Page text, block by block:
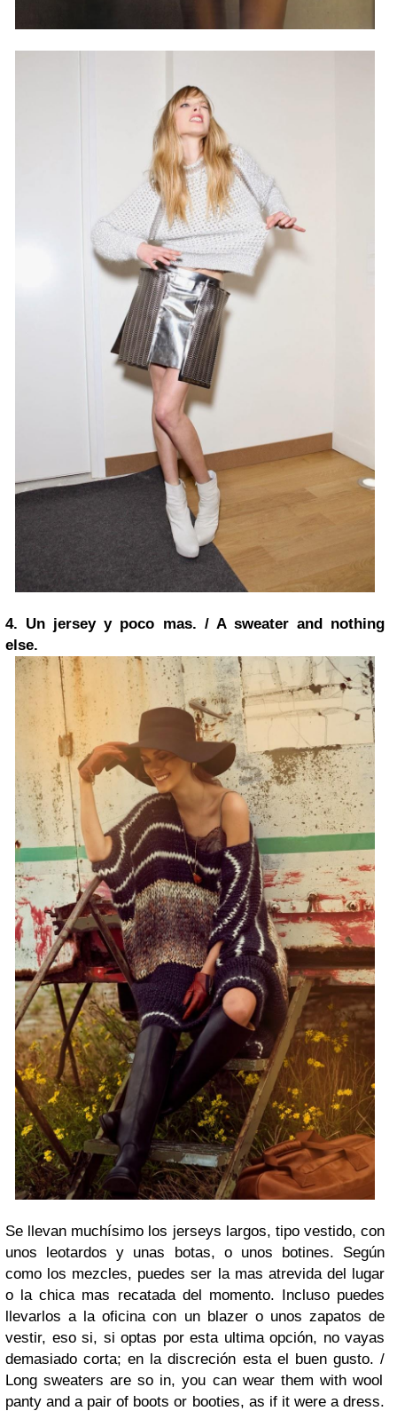
4. Un jersey y poco mas. / A sweater and nothing
else.
Se llevan muchísimo los jerseys largos, tipo vestido, con
unos leotardos y unas botas, o unos botines. Según
como los mezcles, puedes ser la mas atrevida del lugar
o la chica mas recatada del momento. Incluso puedes
llevarlos a la oficina con un blazer o unos zapatos de
vestir, eso si, si optas por esta ultima opción, no vayas
demasiado corta; en la discreción esta el buen gusto. /
Long sweaters are so in, you can wear them with wool
panty and a pair of boots or booties, as if it were a dress.